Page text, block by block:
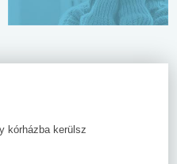
kórházba kerülsz